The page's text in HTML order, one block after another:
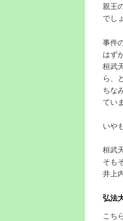
親王
でし
事件
はず
桓武
ら、
ちな
てい
いや
桓武
そも
井上
弘法
こち